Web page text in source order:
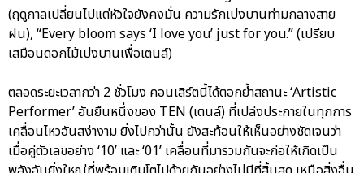
(ฤดูกาลเปลี่ยนไปแต่หัวใจยังคงมั่น ความรักเบ่งบานท่ามกลางสาย
ฝน), “Every bloom says ‘I love you’ just for you.” (เปรียบ
เสมือนดอกไม้เบ่งบานเพื่อเตนล์)
ตลอดระยะเวลากว่า 2 ชั่วโมง คอนเสิร์ตนี้ได้ตอกย้ำสถานะ ‘Artistic
Performer’ อันยืนหนึ่งของ TEN (เตนล์) ที่เปล่งประกายในทุกการ
เคลื่อนไหวอันสง่างาม ยิ่งไปกว่านั้น ยังสะท้อนให้เห็นอย่างชัดเจนว่า
เมื่อคู่ตัวเลขอย่าง ‘10’ และ ‘01’ เคลื่อนที่มารวมกันจะก่อให้เกิดเป็น